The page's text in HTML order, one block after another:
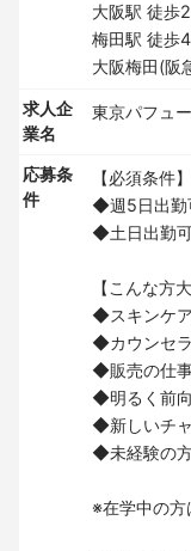
大阪駅 徒歩
梅田駅 徒歩
大阪梅田(阪
求人企
業名
東京パフュ
応募条
件
【必須条件】
◆週5日出勤
◆土日出勤
【こんな方
◆スキンケ
◆カウンセ
◆販売の仕
◆明るく前
◆新しいチ
◆未経験の
※在学中の方